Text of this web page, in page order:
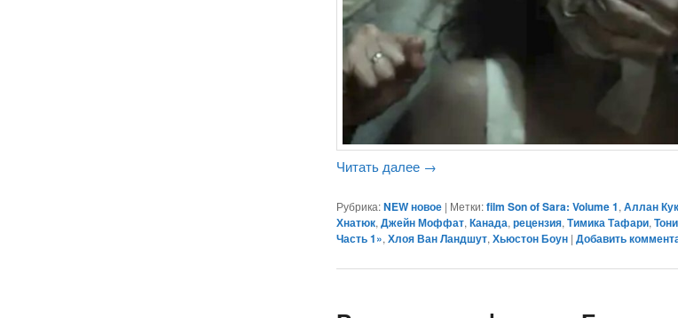
Читать далее →
Рубрика: NEW новое | Метки: film Son of Sara: Volume 1,Аллан Кук
Хнатюк,Джейн Моффат,Канада,рецензия,Тимика Тафари,
Часть 1»,Хлоя Ван Ландшут,Хьюстон Боун |Добавить